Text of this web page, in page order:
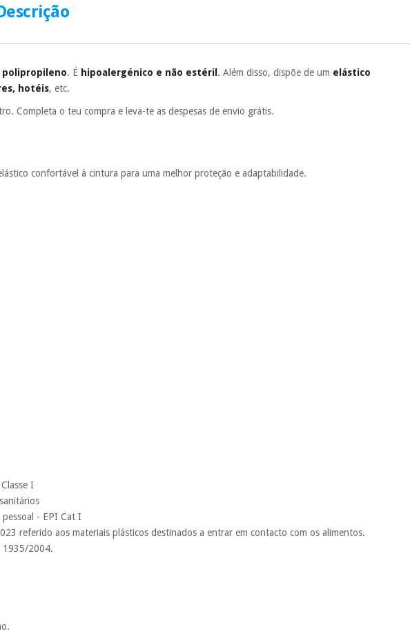
É gratuito para si
prestações serão cobradas no mesmo dia de cada mês.
Sem compromisso.
sem penalizações ou truques.
incomodaremos para tentar vender-lhe um crédito pessoal.
polipropileno. É hipoalergénico e não estéril . Além disso, dispõe de um elástico
hotéis, etc.
Completa o teu compra e leva-te as despesas de envio grátis.
confortável à cintura para uma melhor proteção e adaptabilidade.
I
- EPI Cat I
referido aos materiais plásticos destinados a entrar em contacto com os alimentos.
1935/2004.